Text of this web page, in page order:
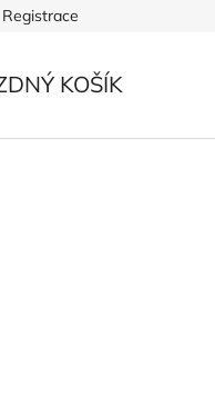
Registrace
KOŠÍK